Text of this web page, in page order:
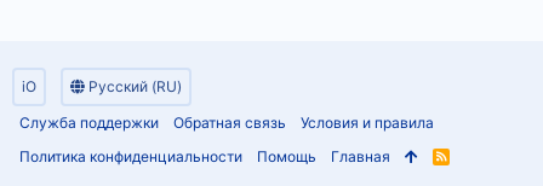
iO
Русский (RU)
Служба поддержки
Обратная связь
Условия и правила
Политика конфиденциальности
Помощь Главная
R